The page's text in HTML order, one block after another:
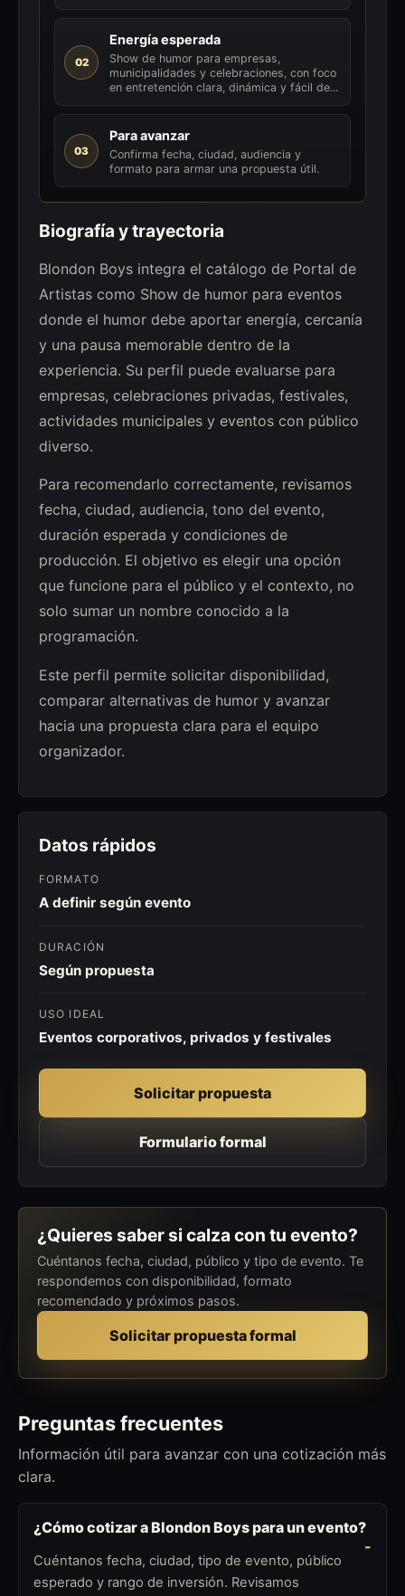
02
Energía esperada
Show de humor para empresas,
municipalidades y celebraciones, con foco
en entretención clara, dinámica y fácil de...
03
Para avanzar
Confirma fecha, ciudad, audiencia y
formato para armar una propuesta útil.
Biografía y trayectoria
Blondon Boys integra el catálogo de Portal de
Artistas como Show de humor para eventos
donde el humor debe aportar energía, cercanía
y una pausa memorable dentro de la
experiencia. Su perfil puede evaluarse para
empresas, celebraciones privadas, festivales,
actividades municipales y eventos con público
diverso.
Para recomendarlo correctamente, revisamos
fecha, ciudad, audiencia, tono del evento,
duración esperada y condiciones de
producción. El objetivo es elegir una opción
que funcione para el público y el contexto, no
solo sumar un nombre conocido a la
programación.
Este perfil permite solicitar disponibilidad,
comparar alternativas de humor y avanzar
hacia una propuesta clara para el equipo
organizador.
Datos rápidos
FORMATO
A definir según evento
DURACIÓN
Según propuesta
USO IDEAL
Eventos corporativos, privados y festivales
Solicitar propuesta
Formulario formal
¿Quieres saber si calza con tu evento?
Cuéntanos fecha, ciudad, público y tipo de evento. Te
respondemos con disponibilidad, formato
recomendado y próximos pasos.
Solicitar propuesta formal
Preguntas frecuentes
Información útil para avanzar con una cotización más
clara.
¿Cómo cotizar a Blondon Boys para un evento?
Cuéntanos fecha, ciudad, tipo de evento, público
esperado y rango de inversión. Revisamos